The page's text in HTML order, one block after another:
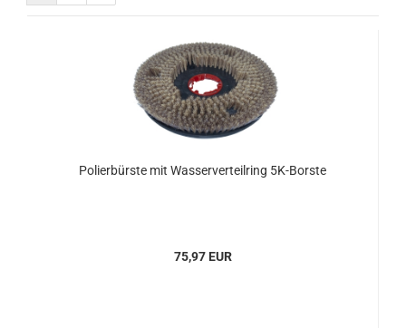
Polierbürste mit Wasserverteilring 5K-Borste
75,97 EUR